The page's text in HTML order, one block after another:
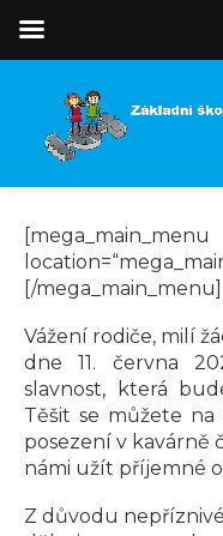
[mega_main_menu
[/mega_main_menu]
Vážení rodiče, milí
dne 11. června
slavnost, která
Těšit se můžete
posezení v kavárně
námi užít příjemné
Z důvodu